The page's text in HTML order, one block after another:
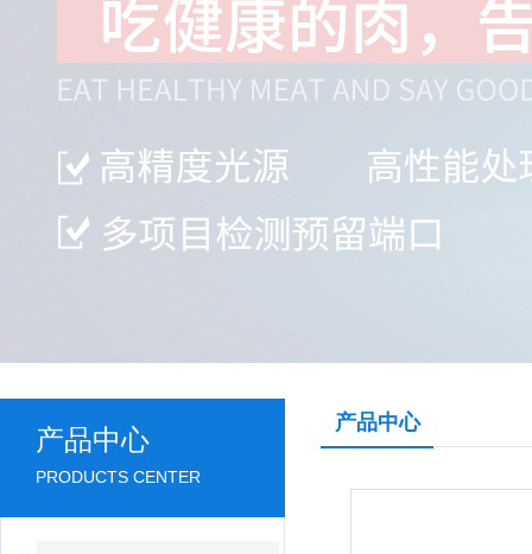
产品中心
PRODUCTS CENTER
产品中心